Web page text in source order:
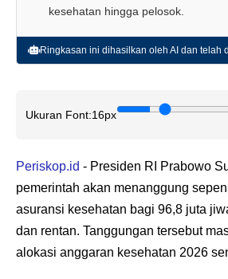
kesehatan hingga pelosok.
Ringkasan ini dihasilkan oleh AI dan telah
Ukuran Font:16px
Periskop.id - Presiden RI Prabowo
pemerintah akan menanggung
asuransi kesehatan bagi 96,8 juta
dan rentan. Tanggungan tersebut
alokasi anggaran kesehatan 2026